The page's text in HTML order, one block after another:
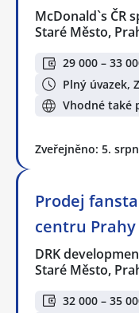
McDonald`s ČR
Staré Město,
29 000 – 33
Plný úvazek,
Vhodné také
Zveřejněno: 5.
Prodej
centru Prahy
DRK
Staré Město,
32 000 – 35